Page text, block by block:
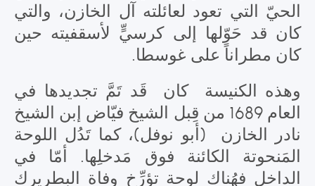
الحيّ التي تعود لعائلته آل الخازن، والتي
كان قد حَوّلها إلى كرسيٍّ لأسقفيته حين
كان مطراناً على غوسطا.
وهذه الكنيسة كان قَد تَمَّ تجديدها في
العام 1689 من قِبل الشيخ فيّاض إبن الشيخ
نادر الخازن (أبو نوفل)، كما تَدُل اللوحة
المَنحوتة الكائنة فوق مَدخلِها. أمّا في
الداخل فهُناك لوحة تؤرِّخ وفاة البطريرك